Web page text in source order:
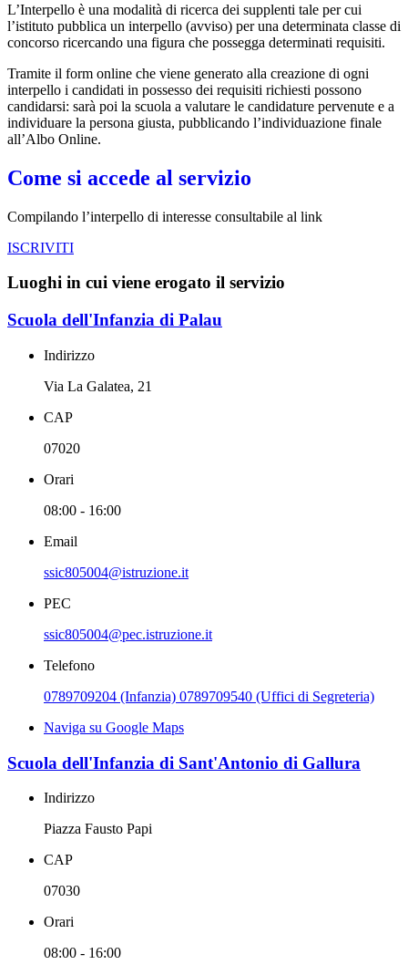
L’Interpello è una modalità di ricerca dei supplenti tale per cui
l’istituto pubblica un interpello (avviso) per una determinata classe di
concorso ricercando una figura che possegga determinati requisiti.
Tramite il form online che viene generato alla creazione di ogni
interpello i candidati in possesso dei requisiti richiesti possono
candidarsi: sarà poi la scuola a valutare le candidature pervenute e a
individuare la persona giusta, pubblicando l’individuazione finale
all’Albo Online.
Come si accede al servizio
Compilando l’interpello di interesse consultabile al link
ISCRIVITI
Luoghi in cui viene erogato il servizio
Scuola dell'Infanzia di Palau
Indirizzo
Via La Galatea, 21
CAP
07020
Orari
08:00 - 16:00
Email
ssic805004@istruzione.it
PEC
ssic805004@pec.istruzione.it
Telefono
0789709204 (Infanzia) 0789709540 (Uffici di Segreteria)
Naviga su Google Maps
Scuola dell'Infanzia di Sant'Antonio di Gallura
Indirizzo
Piazza Fausto Papi
CAP
07030
Orari
08:00 - 16:00